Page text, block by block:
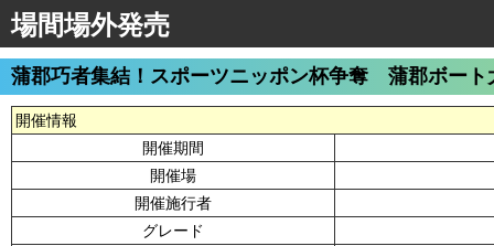
場間場外発売
蒲郡巧者集結！スポーツニッポン杯争奪 蒲郡ボート
開催情報
開催期間
開催場
開催施行者
グレード